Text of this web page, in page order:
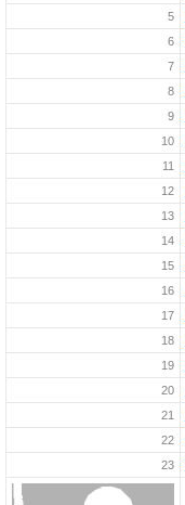
5
6
7
8
9
10
11
12
13
14
15
16
17
18
19
20
21
22
23